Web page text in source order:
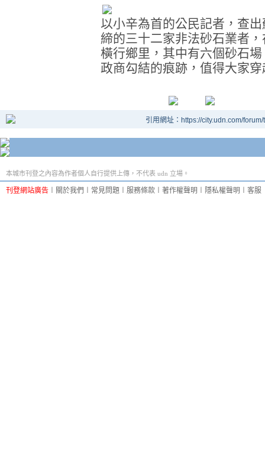
以小辛為首的公民記者，查
締的三十二家非法砂石業者
橫行鄉里，其中有六個砂石
政商勾結的痕跡，值得大家
引用網址：https://city.udn.com/
本城市刊登之內容為作者個人自行提供上傳，不代表 udn 立場。
刊登網站廣告 關於我們 常見問題 服務條款 著作權聲明 隱私權聲明 客服